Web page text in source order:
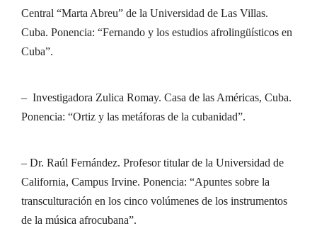
Central “Marta Abreu” de la Universidad de Las Villas.
Cuba. Ponencia: “Fernando y los estudios afrolingüísticos en
Cuba”.
– Investigadora Zulica Romay. Casa de las Américas, Cuba.
Ponencia: “Ortiz y las metáforas de la cubanidad”.
– Dr. Raúl Fernández. Profesor titular de la Universidad de
California, Campus Irvine. Ponencia: “Apuntes sobre la
transculturación en los cinco volúmenes de los instrumentos
de la música afrocubana”.